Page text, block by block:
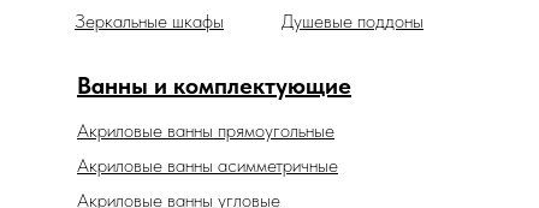
Ванны и комплектующие
Акриловые ванны прямоугольные
Зеркальные шкафы Душевые поддоны
Акриловые ванны асимметричные
Акриловые ванны угловые